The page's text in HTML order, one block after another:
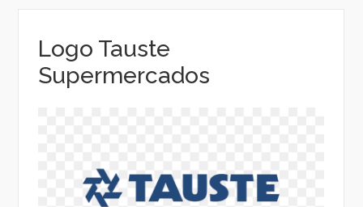
Logo Tauste
Supermercados